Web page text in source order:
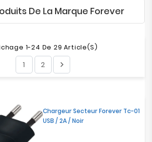
De La Marque Forever
1-24 De 29 Article(s)
1 2 
Chargeur Secteur Forever Tc-01
USB / 2A / Noir